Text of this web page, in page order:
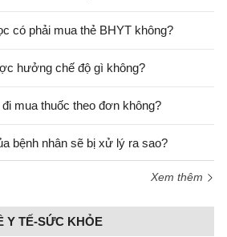
có phải mua thẻ BHYT không?
hưởng chế độ gì không?
mua thuốc theo đơn không?
bệnh nhân sẽ bị xử lý ra sao?
Xem thêm
Y TẾ-SỨC KHỎE